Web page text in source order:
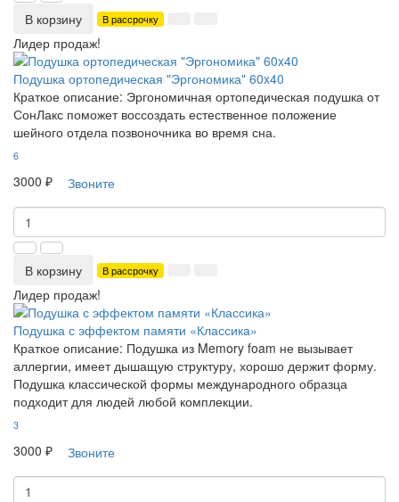
В корзину В рассрочку
Лидер продаж!
Подушка ортопедическая "Эргономика" 60x40
Краткое описание: Эргономичная ортопедическая подушка от
СонЛакс поможет воссоздать естественное положение
шейного отдела позвоночника во время сна.
6
3000 ₽ Звоните
В корзину В рассрочку
Лидер продаж!
Подушка с эффектом памяти «Классика»
Краткое описание: Подушка из Memory foam не вызывает
аллергии, имеет дышащую структуру, хорошо держит форму.
Подушка классической формы международного образца
подходит для людей любой комплекции.
3
3000 ₽ Звоните